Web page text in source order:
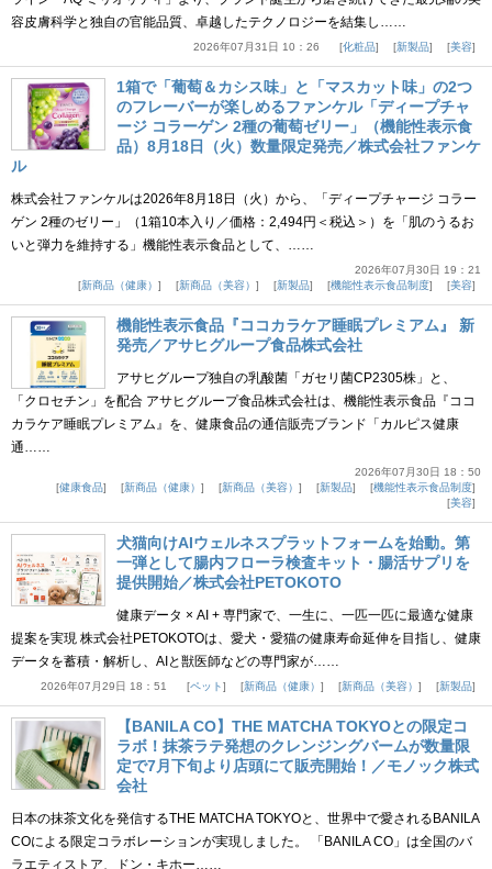
容皮膚科学と独自の官能品質、卓越したテクノロジーを結集し……
2026年07月31日 10：26 化粧品 新製品 美容
1箱で「葡萄＆カシス味」と「マスカット味」の2つ
のフレーバーが楽しめるファンケル「ディープチャ
ージ コラーゲン 2種の葡萄ゼリー」（機能性表示食
品）8月18日（火）数量限定発売／株式会社ファンケ
ル
株式会社ファンケルは2026年8月18日（火）から、「ディープチャージ コラー
ゲン 2種のゼリー」（1箱10本入り／価格：2,494円＜税込＞）を「肌のうるお
いと弾力を維持する」機能性表示食品として、……
2026年07月30日 19：21
新商品（健康）
新商品（美容） 新製品 機能性表示食品制度 美容
機能性表示食品『ココカラケア睡眠プレミアム』 新
発売／アサヒグループ食品株式会社
アサヒグループ独自の乳酸菌「ガセリ菌CP2305株」と、
「クロセチン」を配合 アサヒグループ食品株式会社は、機能性表示食品『ココ
カラケア睡眠プレミアム』を、健康食品の通信販売ブランド「カルピス健康
通……
2026年07月30日 18：50
健康食品
新商品（健康） 新商品（美容） 新製品
機能性表示食品制度
美容
犬猫向けAIウェルネスプラットフォームを始動。第
一弾として腸内フローラ検査キット・腸活サプリを
提供開始／株式会社PETOKOTO
健康データ × AI + 専門家で、一生に、一匹一匹に最適な健康
提案を実現 株式会社PETOKOTOは、愛犬・愛猫の健康寿命延伸を目指し、健康
データを蓄積・解析し、AIと獣医師などの専門家が……
2026年07月29日 18：51 ペット 新商品（健康） 新商品（美容） 新製品
【BANILA CO】THE MATCHA TOKYOとの限定コ
ラボ！抹茶ラテ発想のクレンジングバームが数量限
定で7月下旬より店頭にて販売開始！／モノック株式
会社
日本の抹茶文化を発信するTHE MATCHA TOKYOと、世界中で愛されるBANILA
COによる限定コラボレーションが実現しました。 「BANILA CO」は全国のバ
ラエティストア、ドン・キホー……